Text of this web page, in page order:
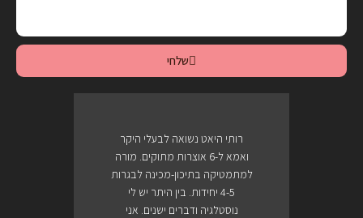
שלחי
רותי היאט נשואה לבעלי היקר
ואמא ל-6 אוצרות מתוקים. מורה
למתמטיקה בתיכון-מכינה לבגרות
4-5 יחידות. בין היתר יש לי
נוסטלגיה ודברים ישנים. אני